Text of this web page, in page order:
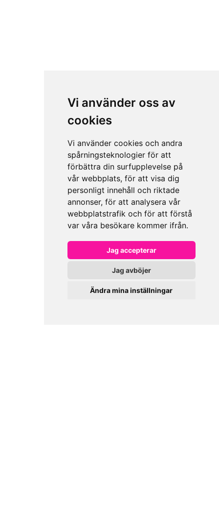
Vi använder oss av
cookies
Vi använder cookies och andra
spårningsteknologier för att
förbättra din surfupplevelse på
vår webbplats, för att visa dig
personligt innehåll och riktade
annonser, för att analysera vår
webbplatstrafik och för att förstå
var våra besökare kommer ifrån.
Jag accepterar
Jag avböjer
Ändra mina inställningar